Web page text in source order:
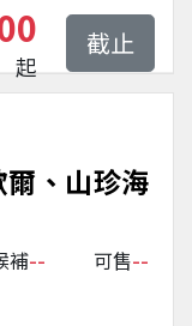
起
截止
、山珍海
補-- 可售--